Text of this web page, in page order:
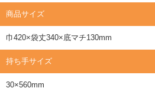
商品サイズ
巾420×袋丈340×底マチ130mm
持ち手サイズ
30×560mm